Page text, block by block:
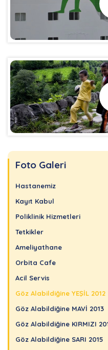
Foto Galeri
Hastanemiz
Kayıt Kabul
Poliklinik Hizmetleri
Tetkikler
Ameliyathane
Orbita Cafe
Acil Servis
Göz Alabildiğine YEŞİL 2012
Göz Alabildiğine MAVİ 2013
Göz Alabildiğine KIRMIZI
Göz Alabildiğine SARI 2015